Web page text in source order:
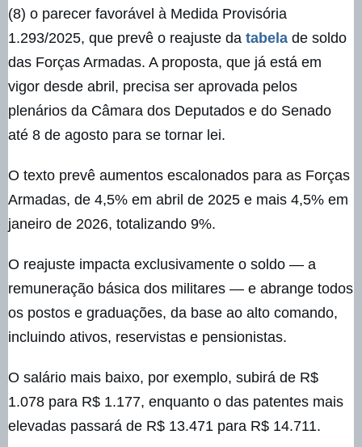
(8) o parecer favorável à Medida Provisória
1.293/2025, que prevê o reajuste da tabela de soldo
das Forças Armadas. A proposta, que já está em
vigor desde abril, precisa ser aprovada pelos
plenários da Câmara dos Deputados e do Senado
até 8 de agosto para se tornar lei.
O texto prevê aumentos escalonados para as Forças
Armadas, de 4,5% em abril de 2025 e mais 4,5% em
janeiro de 2026, totalizando 9%.
O reajuste impacta exclusivamente o soldo — a
remuneração básica dos militares — e abrange todos
os postos e graduações, da base ao alto comando,
incluindo ativos, reservistas e pensionistas.
O salário mais baixo, por exemplo, subirá de R$
1.078 para R$ 1.177, enquanto o das patentes mais
elevadas passará de R$ 13.471 para R$ 14.711.